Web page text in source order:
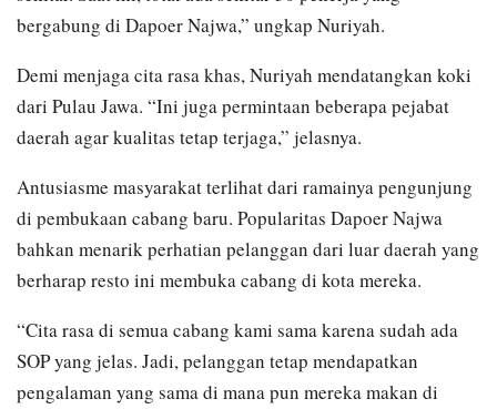
bergabung di Dapoer Najwa,” ungkap Nuriyah.
Demi menjaga cita rasa khas, Nuriyah mendatangkan koki
dari Pulau Jawa. “Ini juga permintaan beberapa pejabat
daerah agar kualitas tetap terjaga,” jelasnya.
Antusiasme masyarakat terlihat dari ramainya pengunjung
di pembukaan cabang baru. Popularitas Dapoer Najwa
bahkan menarik perhatian pelanggan dari luar daerah yang
berharap resto ini membuka cabang di kota mereka.
“Cita rasa di semua cabang kami sama karena sudah ada
SOP yang jelas. Jadi, pelanggan tetap mendapatkan
pengalaman yang sama di mana pun mereka makan di